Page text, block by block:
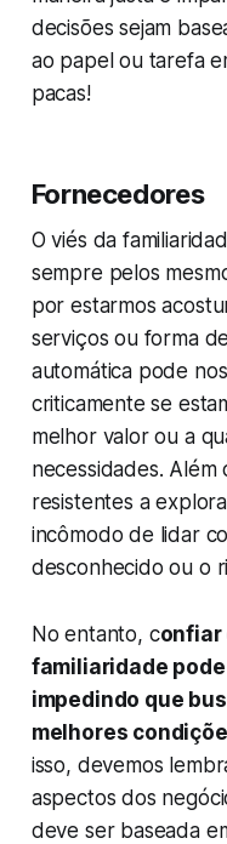
decisões sejam
ao papel ou tarefa
pacas!
Fornecedores
O viés da
sempre pelos
por estarmos
serviços ou forma
automática pode
criticamente se
melhor valor ou a
necessidades.
resistentes a
incômodo de lidar
desconhecido ou o
No entanto, confiar
familiaridade
impedindo que
melhores
isso, devemos
aspectos dos
deve ser baseada